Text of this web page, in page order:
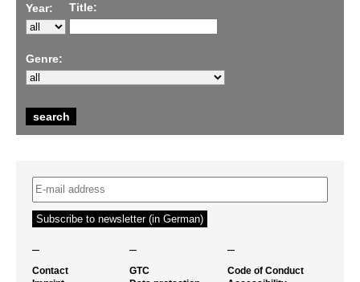
Year: Title:
Genre:
– – –
Contact
GTC
Code of Conduct